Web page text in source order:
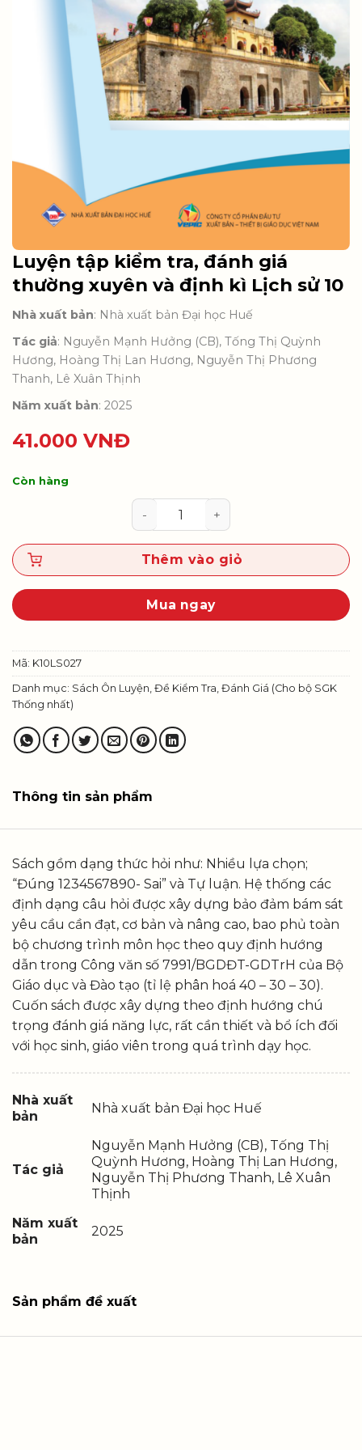
Luyện tập kiểm tra, đánh giá
thường xuyên và định kì Lịch sử 10
Nhà xuất bản: Nhà xuất bản Đại học Huế
Tác giả: Nguyễn Mạnh Hưởng (CB), Tống Thị Quỳnh
Hương, Hoàng Thị Lan Hương, Nguyễn Thị Phương
Thanh, Lê Xuân Thịnh
Năm xuất bản: 2025
41.000 VNĐ
Còn hàng
Luyện tập kiểm tra, đánh giá
Thêm vào giỏ
Mua ngay
Mã: K10LS027
Danh mục: Sách Ôn Luyện, Đề Kiểm Tra, Đánh Giá (Cho bộ SGK
Thống nhất)
Thông tin sản phẩm
Sách gồm dạng thức hỏi như: Nhiều lựa chọn;
“Đúng 1234567890- Sai” và Tự luận. Hệ thống các
định dạng câu hỏi được xây dựng bảo đảm bám sát
yêu cầu cần đạt, cơ bản và nâng cao, bao phủ toàn
bộ chương trình môn học theo quy định hướng
dẫn trong Công văn số 7991/BGDĐT-GDTrH của Bộ
Giáo dục và Đào tạo (tỉ lệ phân hoá 40 – 30 – 30).
Cuốn sách được xây dựng theo định hướng chú
trọng đánh giá năng lực, rất cần thiết và bổ ích đối
với học sinh, giáo viên trong quá trình dạy học.
Nhà xuất
bản
Nhà xuất bản Đại học Huế
Tác giả
Nguyễn Mạnh Hưởng (CB), Tống Thị
Quỳnh Hương, Hoàng Thị Lan Hương,
Nguyễn Thị Phương Thanh, Lê Xuân
Thịnh
Năm xuất
bản
2025
Sản phẩm đề xuất